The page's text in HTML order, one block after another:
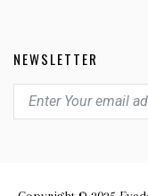
NEWSLETTER